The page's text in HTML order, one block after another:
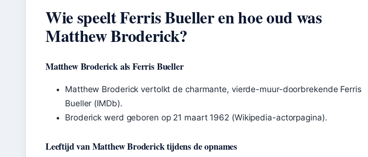
Wie speelt Ferris Bueller en hoe oud was
Matthew Broderick?
Matthew Broderick als Ferris Bueller
Matthew Broderick vertolkt de charmante, vierde-muur-doorbrekende Ferris
Bueller (IMDb).
Broderick werd geboren op 21 maart 1962 (Wikipedia-actorpagina).
Leeftijd van Matthew Broderick tijdens de opnames